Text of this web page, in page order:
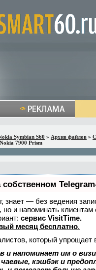
Symbian S60 » Архив файлов »
7900 Prism
знает — без ведения
но и напоминать
сервис VisitTime.
месяц бесплатно.
который упрощает
и напоминает им о
кэшбэк и